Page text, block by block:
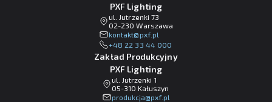
PXF Lighting
ul. Jutrzenki 73
02-230 Warszawa
lp.fxp@tkatnok
+48 22 33 44 000
Zakład Produkcyjny
PXF Lighting
ul. Jutrzenki 1
05-310 Kałuszyn
lp.fxp@ajckudorp